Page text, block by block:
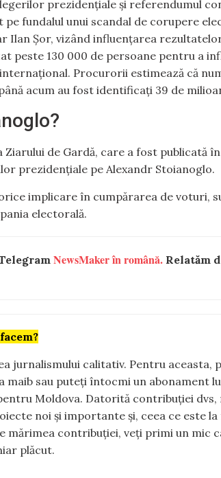
prezidențiale și referendumul
pe fundalul unui scandal de corupere
Ilan Șor, vizând influențarea
peste 130 000 de persoane pentru a
Procurorii estimează că
acum au fost identificați 39 de
de Gardă, care a fost publicată
prezidențiale pe Alexandr Stoianoglo.
implicare în cumpărarea de voturi,
electorală.
NewsMaker în română. Relatăm
jurnalismului calitativ. Pentru
maib sau puteți întocmi un abonament
Moldova. Datorită contribuției
noi și importante și, ceea ce este
mărimea contribuției, veți primi un mic
plăcut.